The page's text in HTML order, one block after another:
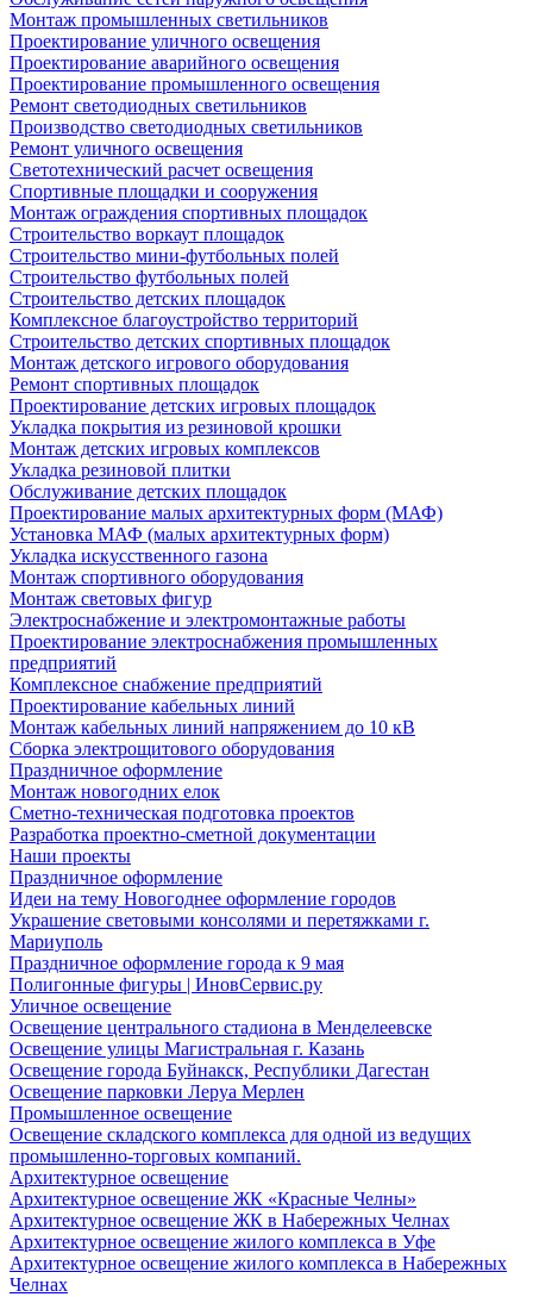
Монтаж промышленных светильников
Проектирование уличного освещения
Проектирование аварийного освещения
Проектирование промышленного освещения
Ремонт светодиодных светильников
Производство светодиодных светильников
Ремонт уличного освещения
Светотехнический расчет освещения
Спортивные площадки и сооружения
Монтаж ограждения спортивных площадок
Строительство воркаут площадок
Строительство мини-футбольных полей
Строительство футбольных полей
Строительство детских площадок
Комплексное благоустройство территорий
Строительство детских спортивных площадок
Монтаж детского игрового оборудования
Ремонт спортивных площадок
Проектирование детских игровых площадок
Укладка покрытия из резиновой крошки
Монтаж детских игровых комплексов
Укладка резиновой плитки
Обслуживание детских площадок
Проектирование малых архитектурных форм (МАФ)
Установка МАФ (малых архитектурных форм)
Укладка искусственного газона
Монтаж спортивного оборудования
Монтаж световых фигур
Электроснабжение и электромонтажные работы
Проектирование электроснабжения промышленных
предприятий
Комплексное снабжение предприятий
Проектирование кабельных линий
Монтаж кабельных линий напряжением до 10 кВ
Сборка электрощитового оборудования
Праздничное оформление
Монтаж новогодних елок
Сметно-техническая подготовка проектов
Разработка проектно-сметной документации
Наши проекты
Праздничное оформление
Идеи на тему Новогоднее оформление городов
Украшение световыми консолями и перетяжками г.
Мариуполь
Праздничное оформление города к 9 мая
Полигонные фигуры | ИновСервис.ру
Уличное освещение
Освещение центрального стадиона в Менделеевске
Освещение улицы Магистральная г. Казань
Освещение города Буйнакск, Республики Дагестан
Освещение парковки Леруа Мерлен
Промышленное освещение
Освещение складского комплекса для одной из ведущих
промышленно-торговых компаний.
Архитектурное освещение
Архитектурное освещение ЖК «Красные Челны»
Архитектурное освещение ЖК в Набережных Челнах
Архитектурное освещение жилого комплекса в Уфе
Архитектурное освещение жилого комплекса в Набережных
Челнах